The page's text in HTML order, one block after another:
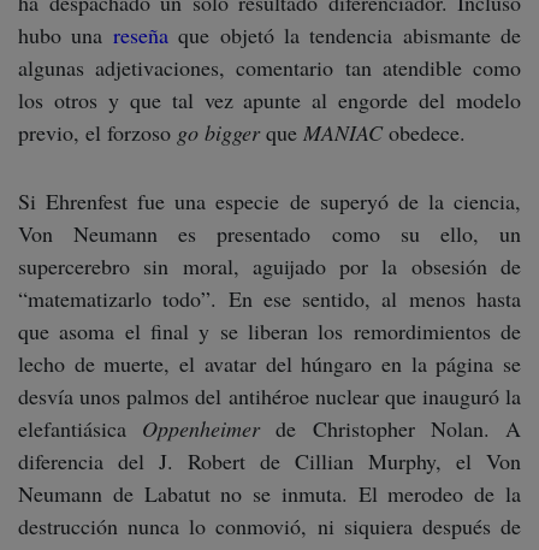
hubo una reseñaque objetó la tendencia abismante de
algunas adjetivaciones, comentario tan atendible como
los otros y que tal vez apunte al engorde del modelo
previo, el forzoso go biggerque MANIACobedece.
Si Ehrenfest fue una especie de superyó de la ciencia,
Von Neumann es presentado como su ello, un
supercerebro sin moral, aguijado por la obsesión de
“matematizarlo todo”. En ese sentido, al menos hasta
que asoma el final y se liberan los remordimientos de
lecho de muerte, el avatar del húngaro en la página se
desvía unos palmos del antihéroe nuclear que inauguró la
elefantiásica Oppenheimerde Christopher Nolan. A
diferencia del J. Robert de Cillian Murphy, el Von
Neumann de Labatut no se inmuta. El merodeo de la
destrucción nunca lo conmovió, ni siquiera después de